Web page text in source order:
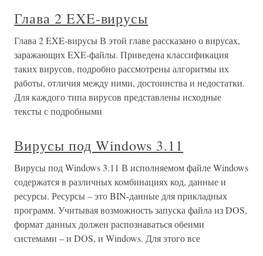
Глава 2 EXE-вирусы
Глава 2 EXE-вирусы В этой главе рассказано о вирусах,
заражающих EXE-файлы. Приведена классификация
таких вирусов, подробно рассмотрены алгоритмы их
работы, отличия между ними, достоинства и недостатки.
Для каждого типа вирусов представлены исходные
тексты с подробными
Вирусы под Windows 3.11
Вирусы под Windows 3.11 В исполняемом файле Windows
содержатся в различных комбинациях код, данные и
ресурсы. Ресурсы – это BIN-данные для прикладных
программ. Учитывая возможность запуска файла из DOS,
формат данных должен распознаваться обеими
системами – и DOS, и Windows. Для этого все